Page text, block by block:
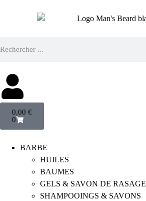
0,00 €
0
BARBE
HUILES
BAUMES
GELS & SAVON DE RASAGE
SHAMPOOINGS & SAVONS